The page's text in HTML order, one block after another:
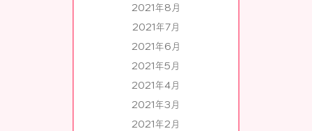
2021年8月
2021年7月
2021年6月
2021年5月
2021年4月
2021年3月
2021年2月